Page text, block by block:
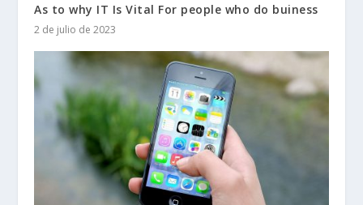
As to why IT Is Vital For people who do buiness
2 de julio de 2023